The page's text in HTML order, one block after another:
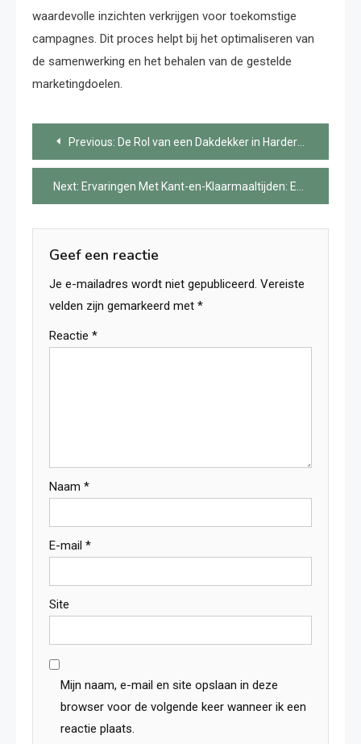
waardevolle inzichten verkrijgen voor toekomstige
campagnes. Dit proces helpt bij het optimaliseren van
de samenwerking en het behalen van de gestelde
marketingdoelen.
Bericht
navigatie
Previous: De Rol van een Dakdekker in Harderwijk Uitgelegd
Next: Ervaringen Met Kant-en-Klaarmaaltijden: Een Praktijkcase
Geef een reactie
Je e-mailadres wordt niet gepubliceerd. Vereiste
velden zijn gemarkeerd met *
Reactie *
Naam *
E-mail *
Site
Mijn naam, e-mail en site opslaan in deze
browser voor de volgende keer wanneer ik een
reactie plaats.